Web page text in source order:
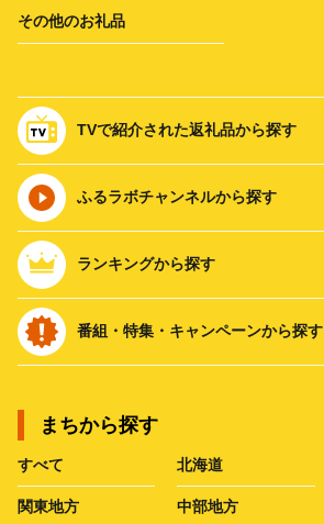
その他のお礼品
TVで紹介された返礼品から探す
ふるラボチャンネルから探す
ランキングから探す
番組・特集・キャンペーンから探す
まちから探す
すべて 北海道
関東地方 中部地方